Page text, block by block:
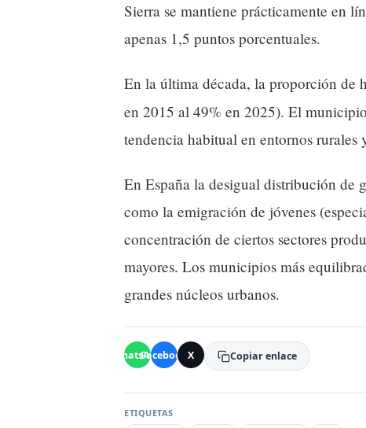
Sierra se mantiene prácticamente en
apenas 1,5 puntos porcentuales.
En la última década, la proporción de
en 2015 al 49% en 2025). El
tendencia habitual en entornos rurales
En España la desigual distribución de
como la emigración de jóvenes
concentración de ciertos sectores
mayores. Los municipios más
grandes núcleos urbanos.
WhatsApp
Facebook X Copiar enlace
ETIQUETAS